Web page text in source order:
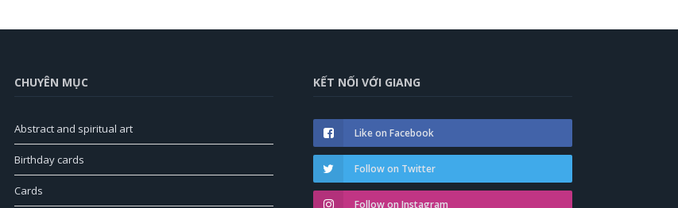
CHUYÊN MỤC
Abstract and spiritual art
Birthday cards
Cards
KẾT NỐI VỚI GIANG
Like on Facebook
Follow on Twitter
Follow on Instagram